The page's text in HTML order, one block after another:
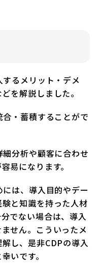
るメリット・デメ
を解説しました。
・蓄積することがで
分析や顧客に合わせ
易になります。
は、導入目的やデー
と知識を持った人材
でない場合は、導入
せん。こういったメ
し、是非CDPの導入
いです。